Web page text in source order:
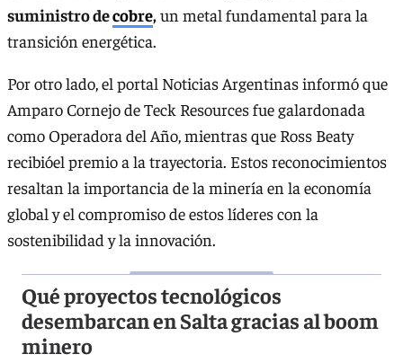
suministro decobre,un metal fundamental para la
transición energética.
Por otro lado, el portal Noticias Argentinas informó que
Amparo Cornejo de Teck Resources fue galardonada
como Operadora del Año, mientras que Ross Beaty
recibióel premio a la trayectoria. Estos reconocimientos
resaltan la importancia de la minería en la economía
global y el compromiso de estos líderes con la
sostenibilidad y la innovación.
Qué proyectos tecnológicos
desembarcan en Salta gracias al boom
minero